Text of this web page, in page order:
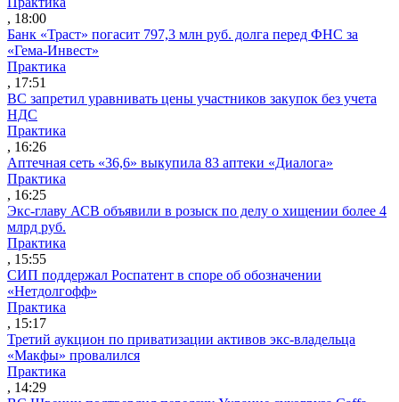
, 18:00
Банк «Траст» погасит 797,3 млн руб. долга перед ФНС за
«Гема-Инвест»
Практика
, 17:51
ВС запретил уравнивать цены участников закупок без учета
НДС
Практика
, 16:26
Аптечная сеть «36,6» выкупила 83 аптеки «Диалога»
Практика
, 16:25
Экс-главу АСВ объявили в розыск по делу о хищении более 4
млрд руб.
Практика
, 15:55
СИП поддержал Роспатент в споре об обозначении
«Нетдолгофф»
Практика
, 15:17
Третий аукцион по приватизации активов экс-владельца
«Макфы» провалился
Практика
, 14:29